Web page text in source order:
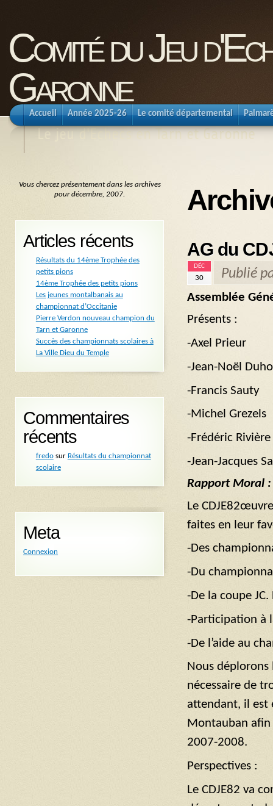
Comité du Jeu
Garonne
Le jeu d'Echecs en Tarn et Garonne
Accueil Année 2025-26 Le comité départemental
AG du
DÉC
30 Publié
Assemblée
Présents :
-Axel Prieur
-Jean-Noël
-Francis Sauty
-Michel Grezels
-Frédéric Rivière
-Jean-Jacques
Rapport Moral :
Le
faites en leur
-Des
-Du
-De la coupe
-Participation à
-De l’aide au
Nous
nécessaire de
attendant, il est
Montauban afin
2007-2008.
Perspectives :
Le CDJE82 va
Vous chercez présentement dans les archives
pour décembre, 2007.
Articles récents
Résultats du 14ème Trophée des
petits pions
14ème Trophée des petits pions
Les jeunes montalbanais au
championnat d’Occitanie
Pierre Verdon nouveau champion du
Tarn et Garonne
Succès des championnats scolaires à
La Ville Dieu du Temple
Commentaires
récents
fredosur Résultats du championnat
scolaire
Meta
Connexion